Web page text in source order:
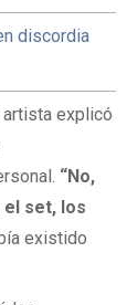
discordia
artista explicó
“No,
set, los
existido